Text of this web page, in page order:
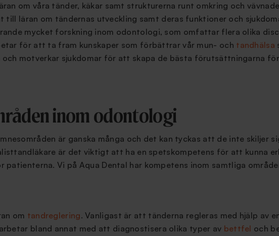
om våra tänder, käkar samt strukturerna runt omkring och
till läran om tändernas utveckling samt deras funktioner och
mycket forskning inom odontologi, som omfattar flera olika
för att ta fram kunskaper som förbättrar vår mun- och tandhälsa
motverkar sjukdomar för att skapa de bästa förutsättningarna för
inom odontologi
är ganska många och det kan tyckas att de inte skiljer
är det viktigt att ha en spetskompetens för att kunna
patienterna. Vi på Aqua Dental har kompetens inom samtliga
om tandreglering. Vanligast är att tänderna regleras med hjälp av
arbetar bland annat med att diagnostisera olika typer av bettfel och